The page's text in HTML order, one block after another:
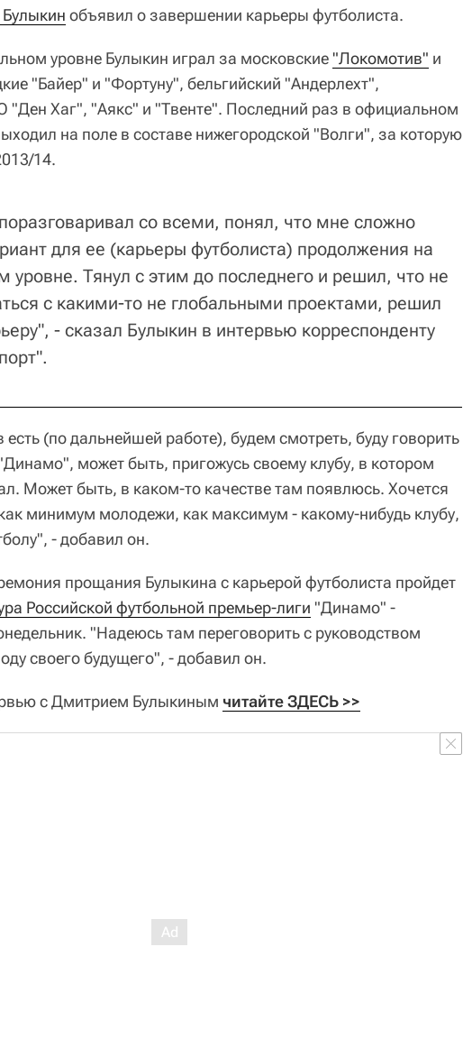
объявил о завершении карьеры футболиста.
уровне Булыкин играл за московские"Локомотив" и
"Байер" и "Фортуну", бельгийский "Андерлехт",
"Ден Хаг", "Аякс" и "Твенте". Последний раз в официальном
на поле в составе нижегородской "Волги", за которую
14.
со всеми, понял, что мне сложно
для ее (карьеры футболиста) продолжения на
Тянул с этим до последнего и решил, что не
с какими-то не глобальными проектами, решил
- сказал Булыкин в интервью корреспонденту
(по дальнейшей работе), будем смотреть, буду говорить
может быть, пригожусь своему клубу, в котором
Может быть, в каком-то качестве там появлюсь. Хочется
минимум молодежи, как максимум - какому-нибудь клубу,
- добавил он.
прощания Булыкина с карьерой футболиста пройдет
Российской футбольной премьер-лиги "Динамо" -
"Надеюсь там переговорить с руководством
своего будущего", - добавил он.
с Дмитрием Булыкиным читайте ЗДЕСЬ >>